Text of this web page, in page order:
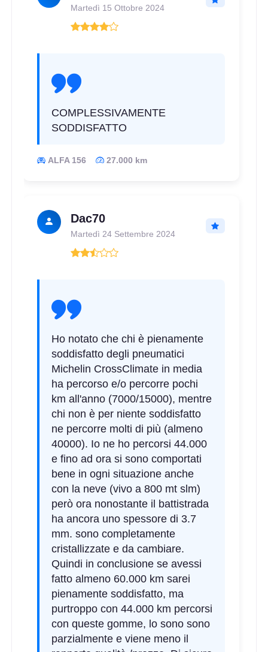
Martedì 15 Ottobre 2024
COMPLESSIVAMENTE
SODDISFATTO
ALFA 156 27.000 km
Dac70
Martedì 24 Settembre 2024
Ho notato che chi è pienamente
soddisfatto degli pneumatici
Michelin CrossClimate in media
ha percorso e/o percorre pochi
km all'anno (7000/15000), mentre
chi non è per niente soddisfatto
ne percorre molti di più (almeno
40000). Io ne ho percorsi 44.000
e fino ad ora si sono comportati
bene in ogni situazione anche
con la neve (vivo a 800 mt slm)
però ora nonostante il battistrada
ha ancora uno spessore di 3.7
mm. sono completamente
cristallizzate e da cambiare.
Quindi in conclusione se avessi
fatto almeno 60.000 km sarei
pienamente soddisfatto, ma
purtroppo con 44.000 km percorsi
con queste gomme, lo sono sono
parzialmente e viene meno il